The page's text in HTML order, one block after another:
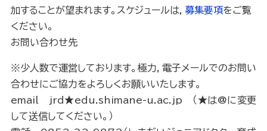
加することが望まれます。スケジュールは， 募集要項をご覧
ください。
お問い合わせ先
※少人数で運営しております。極力，電子メールでのお問い
合わせにご協力をよろしくお願いいたします。
email jrd★edu.shimane-u.ac.jp （★は@に変更
して送信してください。）